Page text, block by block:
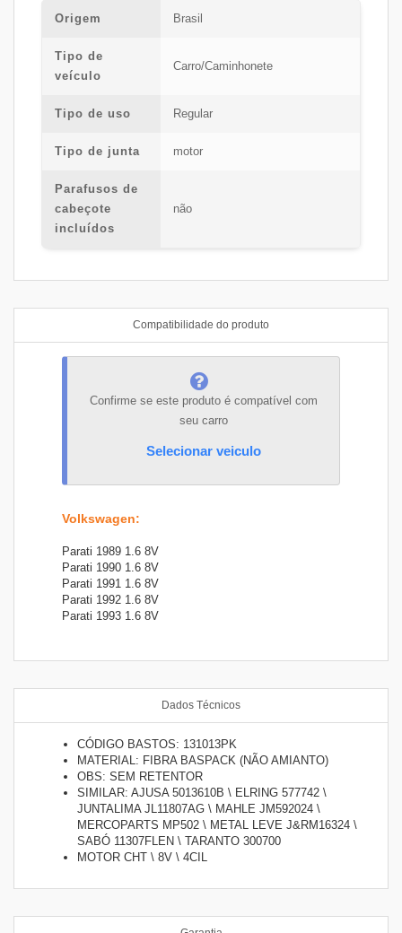
Origem Brasil
Tipo de
veículo
Carro/Caminhonete
Tipo de uso Regular
Tipo de junta motor
Parafusos de
cabeçote
incluídos
não
Compatibilidade do produto
Confirme se este produto é compatível com
seu carro
Selecionar veiculo
Volkswagen:
Parati 1989 1.6 8V
Parati 1990 1.6 8V
Parati 1991 1.6 8V
Parati 1992 1.6 8V
Parati 1993 1.6 8V
Dados Técnicos
CÓDIGO BASTOS: 131013PK
MATERIAL: FIBRA BASPACK (NÃO AMIANTO)
OBS: SEM RETENTOR
SIMILAR: AJUSA 5013610B \ ELRING 577742 \
JUNTALIMA JL11807AG \ MAHLE JM592024 \
MERCOPARTS MP502 \ METAL LEVE J&RM16324 \
SABÓ 11307FLEN \ TARANTO 300700
MOTOR CHT \ 8V \ 4CIL